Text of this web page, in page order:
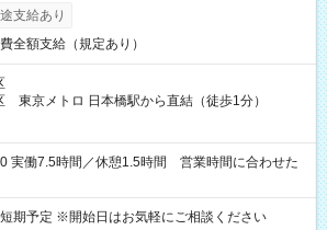
支給あり
全額支給（規定あり）
東京メトロ 日本橋駅から直結（徒歩1分）
た
期予定 ※開始日はお気軽にご相談ください